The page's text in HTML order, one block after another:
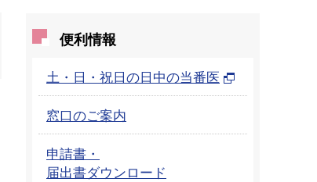
便利情報
土・日・祝日の日中の当番医
窓口のご案内
申請書・
届出書ダウンロード